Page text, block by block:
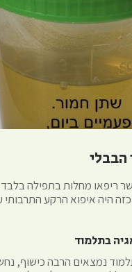
ריפאו מחלות בתפילה
היה איפוא הרקע התרבותי
בתלמוד
נמצאים הרבה כישוף,